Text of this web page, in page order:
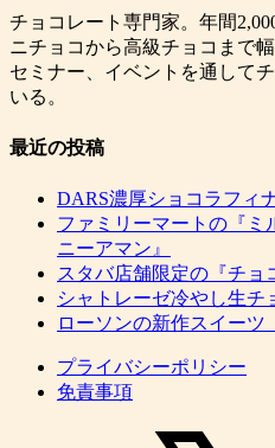
チョコレート専門家。年間
ニチョコから高級チョコまで
セミナー、イベントを通して
いる。
最近の投稿
DARS濃厚ショコラフィ
ファミリーマートの『ミ
ニーアマン』
スタバ店舗限定の『チョ
シャトレーゼ冷やし生チ
ローソンの新作スイーツ
プライバシーポリシー
免責事項